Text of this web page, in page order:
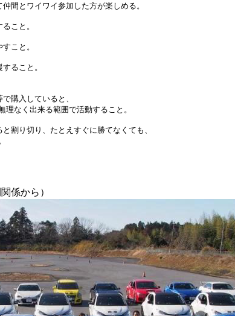
間とワイワイ参加した方が楽しめる。
こと。
こと。
ること。
購入していると、
なく出来る範囲で活動すること。
割り切り、たとえすぐに勝てなくても、
係から）